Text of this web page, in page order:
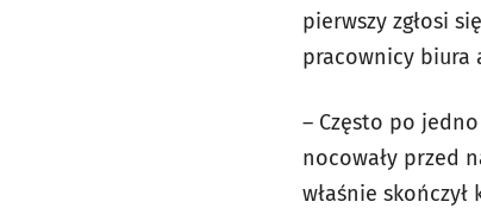
pierwszy zgłosi
pracownicy biura
– Często po
nocowały przed
właśnie